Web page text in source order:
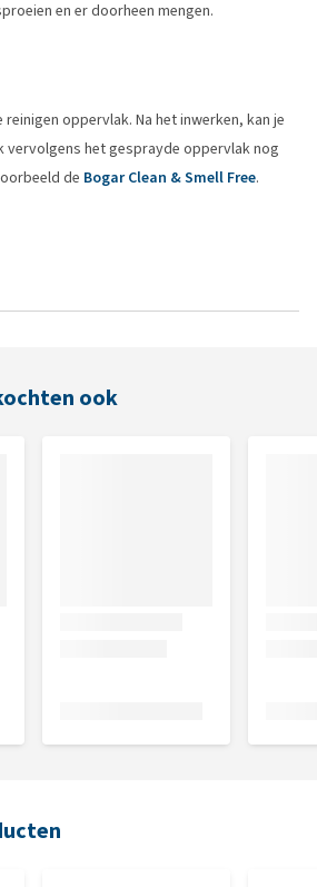
en er doorheen mengen.
oppervlak. Na het inwerken, kan je
vervolgens het gesprayde oppervlak nog
de Bogar Clean & Smell Free.
ook